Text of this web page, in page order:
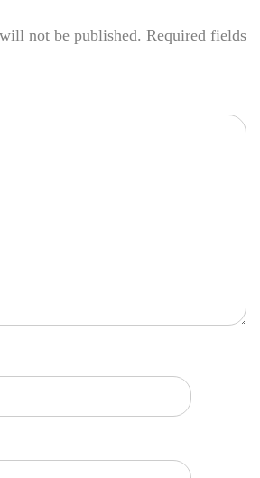
not be published. Required fields